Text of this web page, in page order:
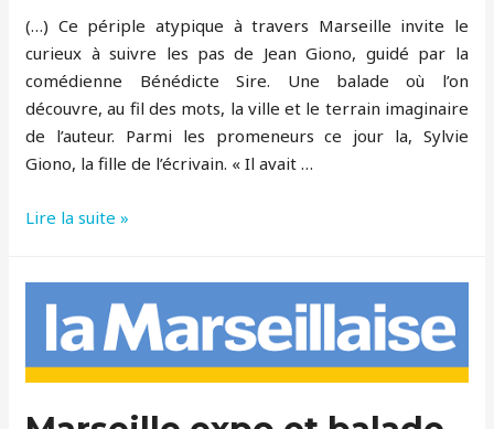
(…) Ce périple atypique à travers Marseille invite le
curieux à suivre les pas de Jean Giono, guidé par la
comédienne Bénédicte Sire. Une balade où l’on
découvre, au fil des mots, la ville et le terrain imaginaire
de l’auteur. Parmi les promeneurs ce jour la, Sylvie
Giono, la fille de l’écrivain. « Il avait …
Dans
Giono
balade
Lire la suite »